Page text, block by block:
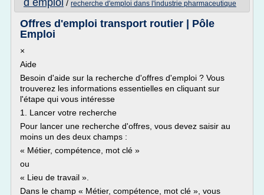
d emploi / recherche d'emploi dans l'industrie pharmaceutique
Offres d'emploi transport routier | Pôle
Emploi
×
Aide
Besoin d'aide sur la recherche d'offres d'emploi ? Vous
trouverez les informations essentielles en cliquant sur
l'étape qui vous intéresse
1. Lancer votre recherche
Pour lancer une recherche d'offres, vous devez saisir au
moins un des deux champs :
« Métier, compétence, mot clé »
ou
« Lieu de travail ».
Dans le champ « Métier, compétence, mot clé », vous